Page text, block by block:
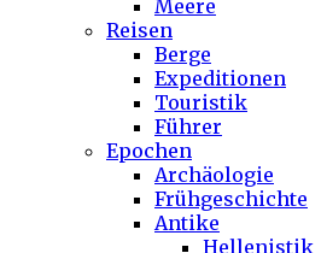
Meere
Reisen
Berge
Expeditionen
Touristik
Führer
Epochen
Archäologie
Frühgeschichte
Antike
Hellenistik